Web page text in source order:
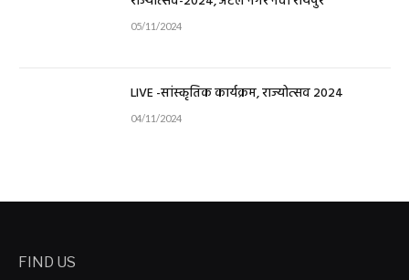
05/11/2024
LIVE -सांस्कृतिक कार्यक्रम, राज्योत्सव 2024
04/11/2024
FIND US